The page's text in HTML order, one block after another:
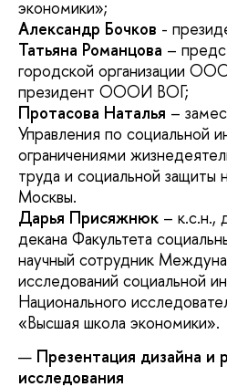
экономики»;
Александр Бочков -
Татьяна Романцова –
городской организации
президент ОООИ ВОГ;
Протасова Наталья –
Управления по социальной
ограничениями
труда и социальной защиты
Москвы.
Дарья Присяжнюк – к.с.н.,
декана Факультета
научный сотрудник
исследований социальной
Национального
«Высшая школа экономики».
Презентация дизайна и
исследования